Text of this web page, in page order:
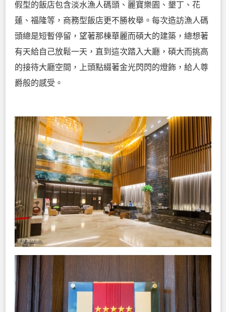
假型的飯店包含淡水漁人碼頭、麗寶樂園、墾丁、花
蓮、福隆等，商務型飯店更不勝枚舉。每次造訪漁人碼
頭總是短暫停留，望著那棟華麗而碩大的建築，總想著
有天給自己放鬆一天，直到這次踏入大廳，碩大而挑高
的接待大廳空間，上頭點綴著金光閃閃的燈飾，給人尊
爵般的感受。